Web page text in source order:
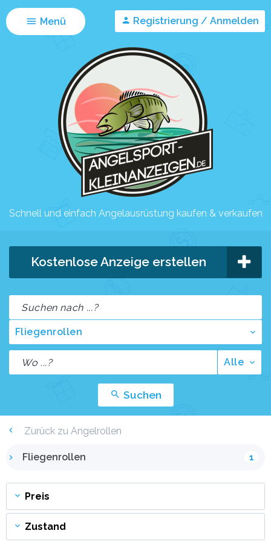
Menü Registrierung / Anmelden
Schnell und einfach Angelausrüstung kaufen & verkaufen
Kostenlose Anzeige erstellen
Fliegenrollen
Alle
Suchen
Zurück zu Angelrollen
Fliegenrollen 1
Preis
Zustand